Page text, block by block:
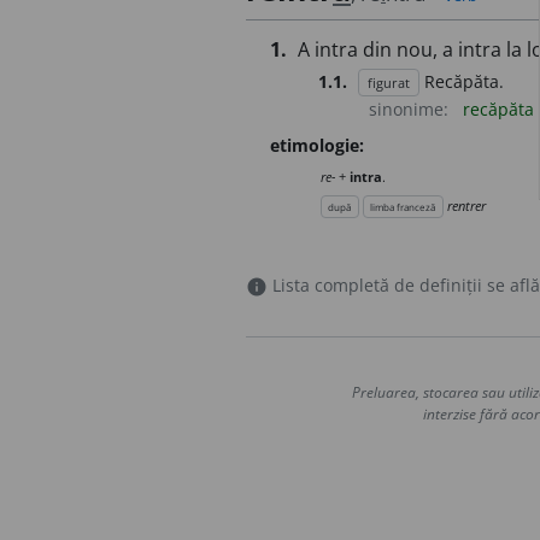
1. A intra din nou, a intra la
1.1. figurat
Recăpăta.
sinonime:
recăpăta
etimologie:
re- + intra.
după limba franceză rentrer
info Lista completă de definiții se
Preluarea, stocarea sau
interzise fără